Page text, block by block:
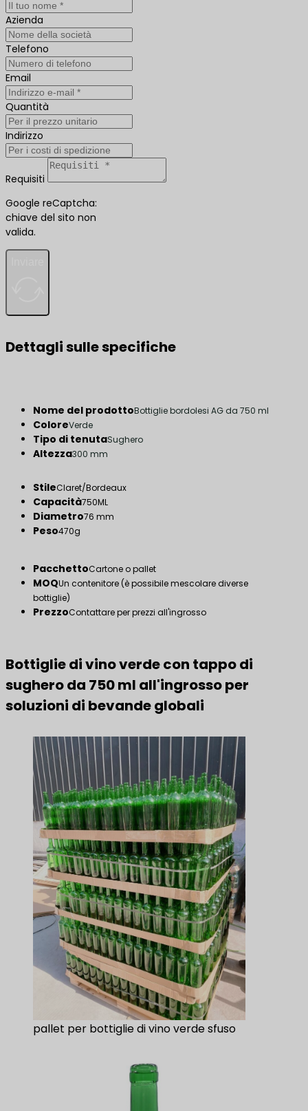
Azienda
Telefono
Email
Quantità
Indirizzo
Requisiti
Google reCaptcha:
chiave del sito non
valida.
Dettagli sulle specifiche
Nome del prodottoBottiglie bordolesi AG da 750 ml
ColoreVerde
Tipo di tenutaSughero
Altezza300 mm
StileClaret/Bordeaux
Capacità750ML
Diametro76 mm
Peso470g
PacchettoCartone o pallet
MOQUn contenitore (è possibile mescolare diverse
bottiglie)
PrezzoContattare per prezzi all'ingrosso
Bottiglie di vino verde con tappo di
sughero da 750 ml all'ingrosso per
soluzioni di bevande globali
pallet per bottiglie di vino verde sfuso